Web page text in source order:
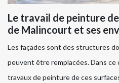
Le travail de peinture
de Malincourt et ses
Les façades sont des structures
peuvent être remplacées. Dans ce
travaux de peinture de ces